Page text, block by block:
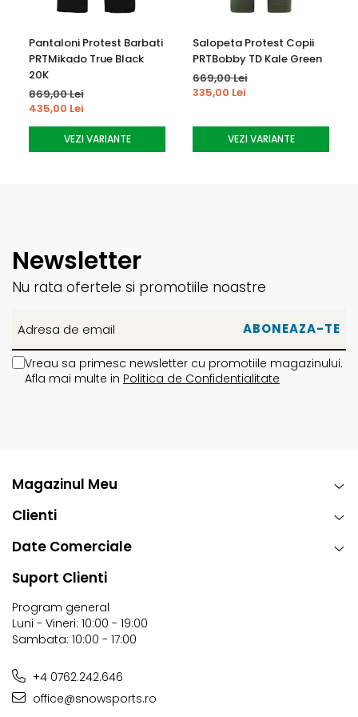
Pantaloni Protest Barbati
PRTMikado True Black
20K
869,00 Lei
435,00 Lei
VEZI VARIANTE
Salopeta Protest Copii
PRTBobby TD Kale Green
669,00 Lei
335,00 Lei
VEZI VARIANTE
Newsletter
Nu rata ofertele si promotiile noastre
Vreau sa primesc newsletter cu promotiile magazinului.
Afla mai multe in Politica de Confidentialitate
Magazinul Meu
Clienti
Date Comerciale
Suport Clienti
Program general
Luni - Vineri: 10:00 - 19:00
Sambata: 10:00 - 17:00
+4 0762.242.646
office@snowsports.ro